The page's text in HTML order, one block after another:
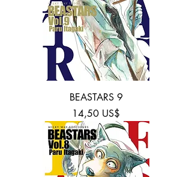
BEASTARS 9
Precio
14,50 US$